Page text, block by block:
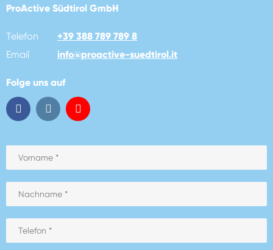
ProActive Südtirol GmbH
Telefon
+39 388 789 789 8
Email
info@proactive-suedtirol.it
Folge uns auf